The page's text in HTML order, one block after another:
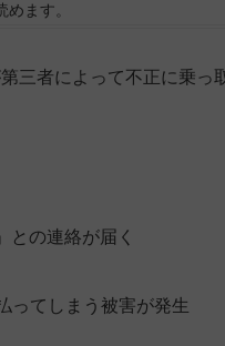
めます。
三者によって不正に乗っ
との連絡が届く
ってしまう被害が発生